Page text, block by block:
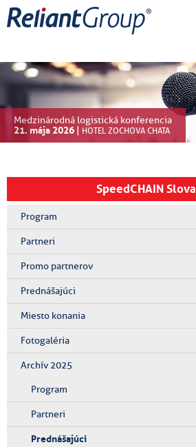
Medzinárodná logistická konferencia
21. mája 2026 | HOTEL ZOCHOVA CHATA
SpeedCHAIN
Program
Partneri
Promo partnerov
Prednášajúci
Miesto konania
Fotogaléria
Archív 2025
Program
Partneri
Prednášajúci